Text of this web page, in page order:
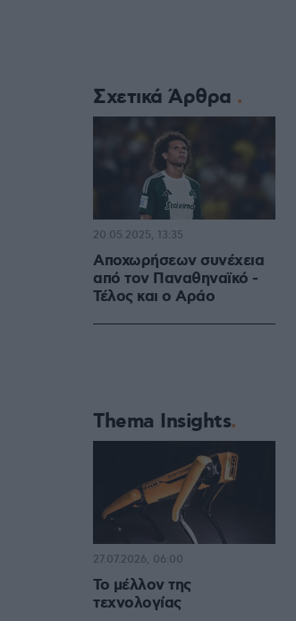
Σχετικά Άρθρα
Αποχωρήσεων συνέχεια
από τον Παναθηναϊκό -
Τέλος και ο Αράο
20.05.2025, 13:35
Thema Insights
Το μέλλον της
τεχνολογίας
27.07.2026, 06:00